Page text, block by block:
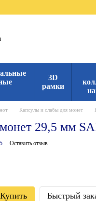
3D
рамки
Капсулы и слабы для монет
29,5 мм
Оставить отзыв
Купить Быстрый